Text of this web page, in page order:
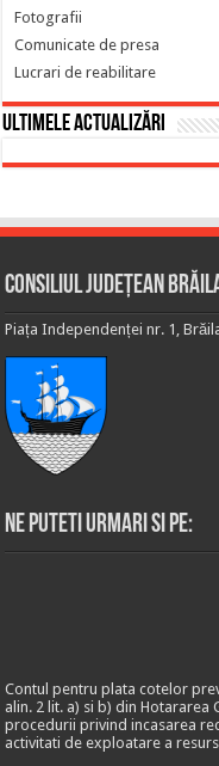
Fotografii
Comunicate de presa
Lucrari de reabilitare
Ultimele actualizări
Consiliul Județean
Piața Independenței nr. 1,
Ne puteti urmari si pe:
Contul pentru plata cotelor
alin. 2 lit. a) si b) din
procedurii privind incasarea
activitati de exploatare a